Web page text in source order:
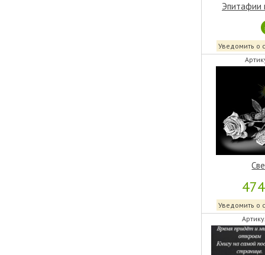
Эпитафии
Уведомить о
Уведомить о